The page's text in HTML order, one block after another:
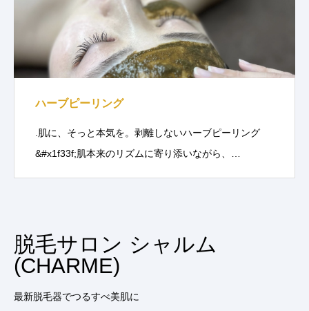
ハーブピーリング
.肌に、そっと本気を。剥離しないハーブピーリング
&#x1f33f;肌本来のリズムに寄り添いながら、…
脱毛サロン シャルム
(CHARME)
最新脱毛器でつるすべ美肌に